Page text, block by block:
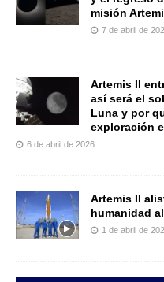
misión
7 de abril de
Artemis II
así será el
Luna y por
exploración
6 de abril de 2026
Artemis II
humanidad
1 de abril de